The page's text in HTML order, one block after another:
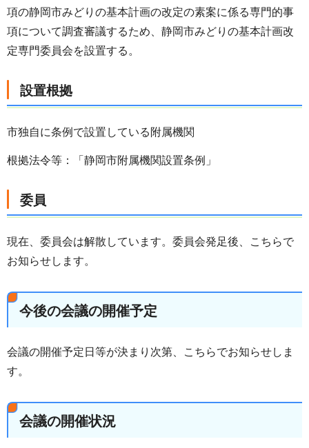
項の静岡市みどりの基本計画の改定の素案に係る専門的事
項について調査審議するため、静岡市みどりの基本計画改
定専門委員会を設置する。
設置根拠
市独自に条例で設置している附属機関
根拠法令等：「静岡市附属機関設置条例」
委員
現在、委員会は解散しています。委員会発足後、こちらで
お知らせします。
今後の会議の開催予定
会議の開催予定日等が決まり次第、こちらでお知らせしま
す。
会議の開催状況